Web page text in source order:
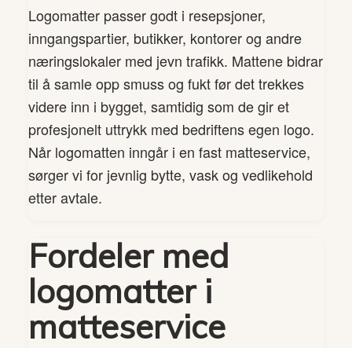
Logomatter passer godt i resepsjoner,
inngangspartier, butikker, kontorer og andre
næringslokaler med jevn trafikk. Mattene bidrar
til å samle opp smuss og fukt før det trekkes
videre inn i bygget, samtidig som de gir et
profesjonelt uttrykk med bedriftens egen logo.
Når logomatten inngår i en fast matteservice,
sørger vi for jevnlig bytte, vask og vedlikehold
etter avtale.
Fordeler med
logomatter i
matteservice